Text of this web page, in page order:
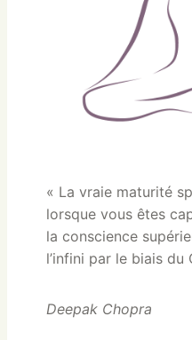
« La vraie maturité
lorsque vous êtes
la conscience
l’infini par le biais du
Deepak Chopra